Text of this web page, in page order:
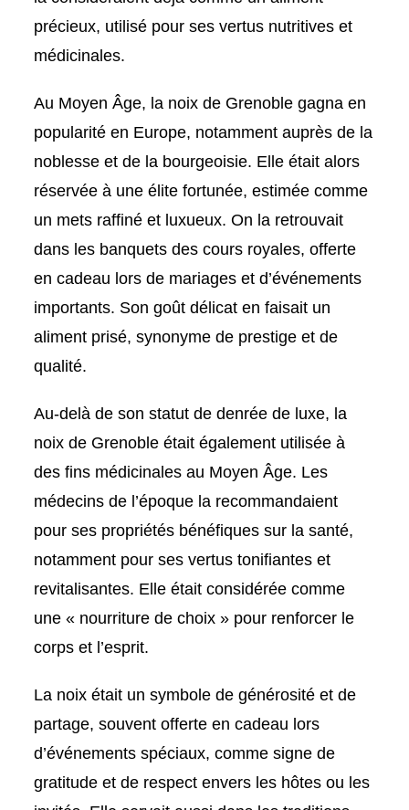
précieux, utilisé pour ses vertus nutritives et
médicinales.
Au Moyen Âge, la noix de Grenoble gagna en
popularité en Europe, notamment auprès de la
noblesse et de la bourgeoisie. Elle était alors
réservée à une élite fortunée, estimée comme
un mets raffiné et luxueux. On la retrouvait
dans les banquets des cours royales, offerte
en cadeau lors de mariages et d’événements
importants. Son goût délicat en faisait un
aliment prisé, synonyme de prestige et de
qualité.
Au-delà de son statut de denrée de luxe, la
noix de Grenoble était également utilisée à
des fins médicinales au Moyen Âge. Les
médecins de l’époque la recommandaient
pour ses propriétés bénéfiques sur la santé,
notamment pour ses vertus tonifiantes et
revitalisantes. Elle était considérée comme
une « nourriture de choix » pour renforcer le
corps et l’esprit.
La noix était un symbole de générosité et de
partage, souvent offerte en cadeau lors
d’événements spéciaux, comme signe de
gratitude et de respect envers les hôtes ou les